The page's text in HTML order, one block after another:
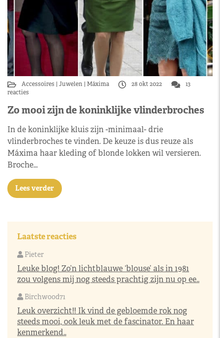
Accessoires Juwelen Máxima 28 okt 2022
13
reacties
Zo mooi zijn de koninklijke vlinderbroches
In de koninklijke kluis zijn -minimaal- drie
vlinderbroches te vinden. De keuze is dus reuze als
Máxima haar kleding of blonde lokken wil versieren.
Broche…
Lees verder
Laatste reacties
Pieter
Leuke blog! Zo’n lichtblauwe ‘blouse’ als in 1981
zou volgens mij nog steeds prachtig zijn nu op ee..
Birchwood71
Leuk overzicht!! Ik vind de gebloemde rok nog
steeds mooi, ook leuk met de fascinator. En haar
kenmerkend..